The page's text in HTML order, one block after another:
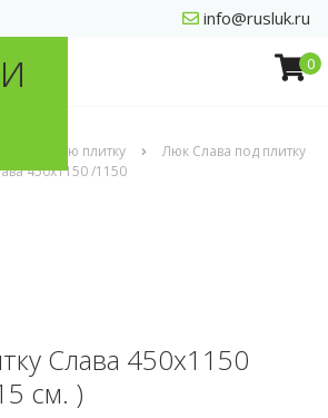
info@rusluk.ru
0
плитку
Люк Слава под плитку
450х1150 /1150
Слава 450х1150
см. )